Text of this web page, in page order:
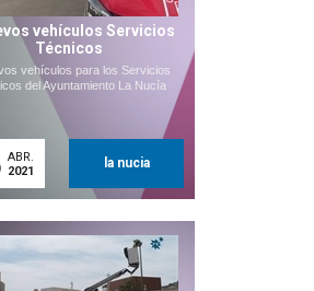
vehículos Servicios
Técnicos
vehículos para los Servicios
del Ayuntamiento La Nucía
ABR.
2021
la nucia